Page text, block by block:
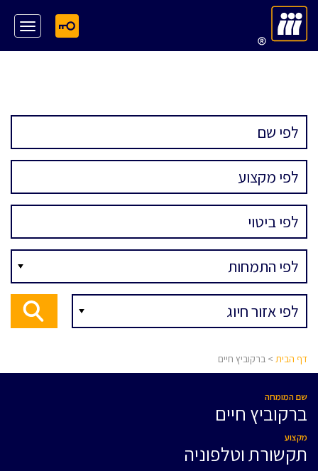
דף הבית > ברקוביץ חיים
שם המומחה
ברקוביץ חיים
מקצוע
תקשורת וטלפוניה